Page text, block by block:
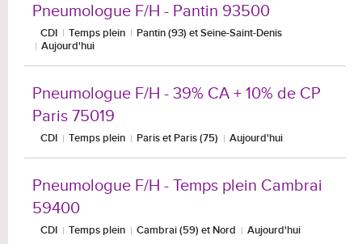
Pneumologue F/H - Pantin 93500
CDI Temps plein
Pantin (93) et Seine-Saint-Denis
Aujourd'hui
Pneumologue F/H - 39% CA + 10% de CP
Paris 75019
CDI Temps plein Paris et Paris (75) Aujourd'hui
Pneumologue F/H - Temps plein Cambrai
59400
CDI Temps plein Cambrai (59) et Nord Aujourd'hui